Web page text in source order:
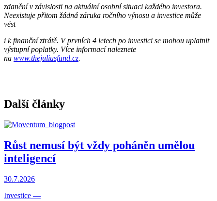
zdanění v závislosti na aktuální osobní situaci každého investora.
Neexistuje přitom žádná záruka ročního výnosu a investice může
vést
i k finanční ztrátě. V prvních 4 letech po investici se mohou uplatnit
výstupní poplatky. Více informací naleznete
na www.thejuliusfund.cz.
Další články
Růst nemusí být vždy poháněn umělou
inteligencí
30.7.2026
Investice —